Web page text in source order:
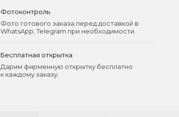
Фотоконтроль
Фото готового заказа перед доставкой в
WhatsApp, Telegram при необходимости.
Бесплатная открытка
Дарим фирменную открытку бесплатно
к каждому заказу.